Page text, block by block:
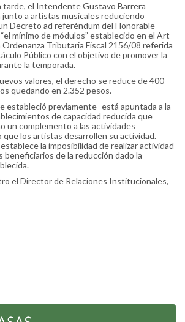
tarde, el Intendente Gustavo Barrera
a artistas musicales reduciendo
Decreto ad referéndum del Honorable
mínimo de módulos” establecido en el Art
Ordenanza Tributaria Fiscal 2156/08 referida
Público con el objetivo de promover la
la temporada.
valores, el derecho se reduce de 400
quedando en 2.352 pesos.
estableció previamente- está apuntada a la
de capacidad reducida que
un complemento a las actividades
que los artistas desarrollen su actividad.
la imposibilidad de realizar actividad
beneficiarios de la reducción dado la
el Director de Relaciones Institucionales,